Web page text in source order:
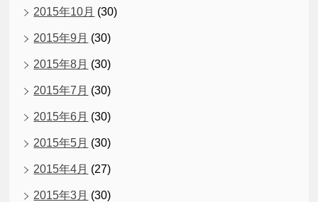
2015年10月 (30)
2015年9月 (30)
2015年8月 (30)
2015年7月 (30)
2015年6月 (30)
2015年5月 (30)
2015年4月 (27)
2015年3月 (30)